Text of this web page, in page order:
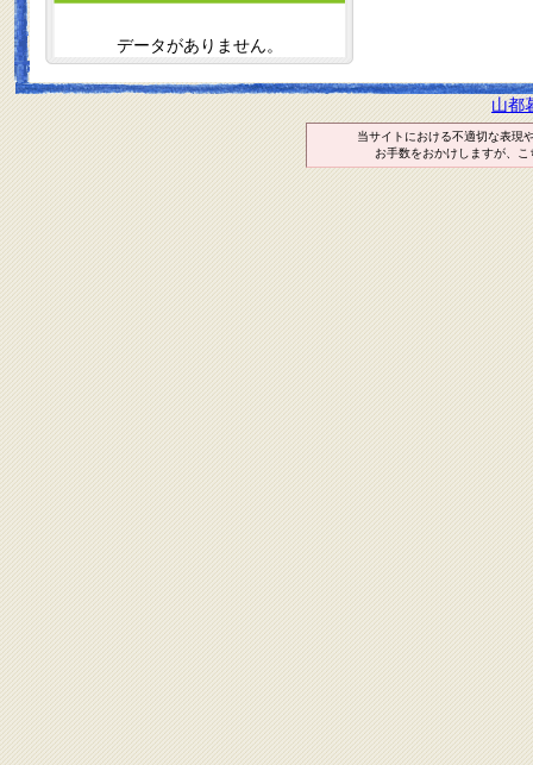
データがありません。
山都
当サイトにおける不適切な表現
お手数をおかけしますが、こ